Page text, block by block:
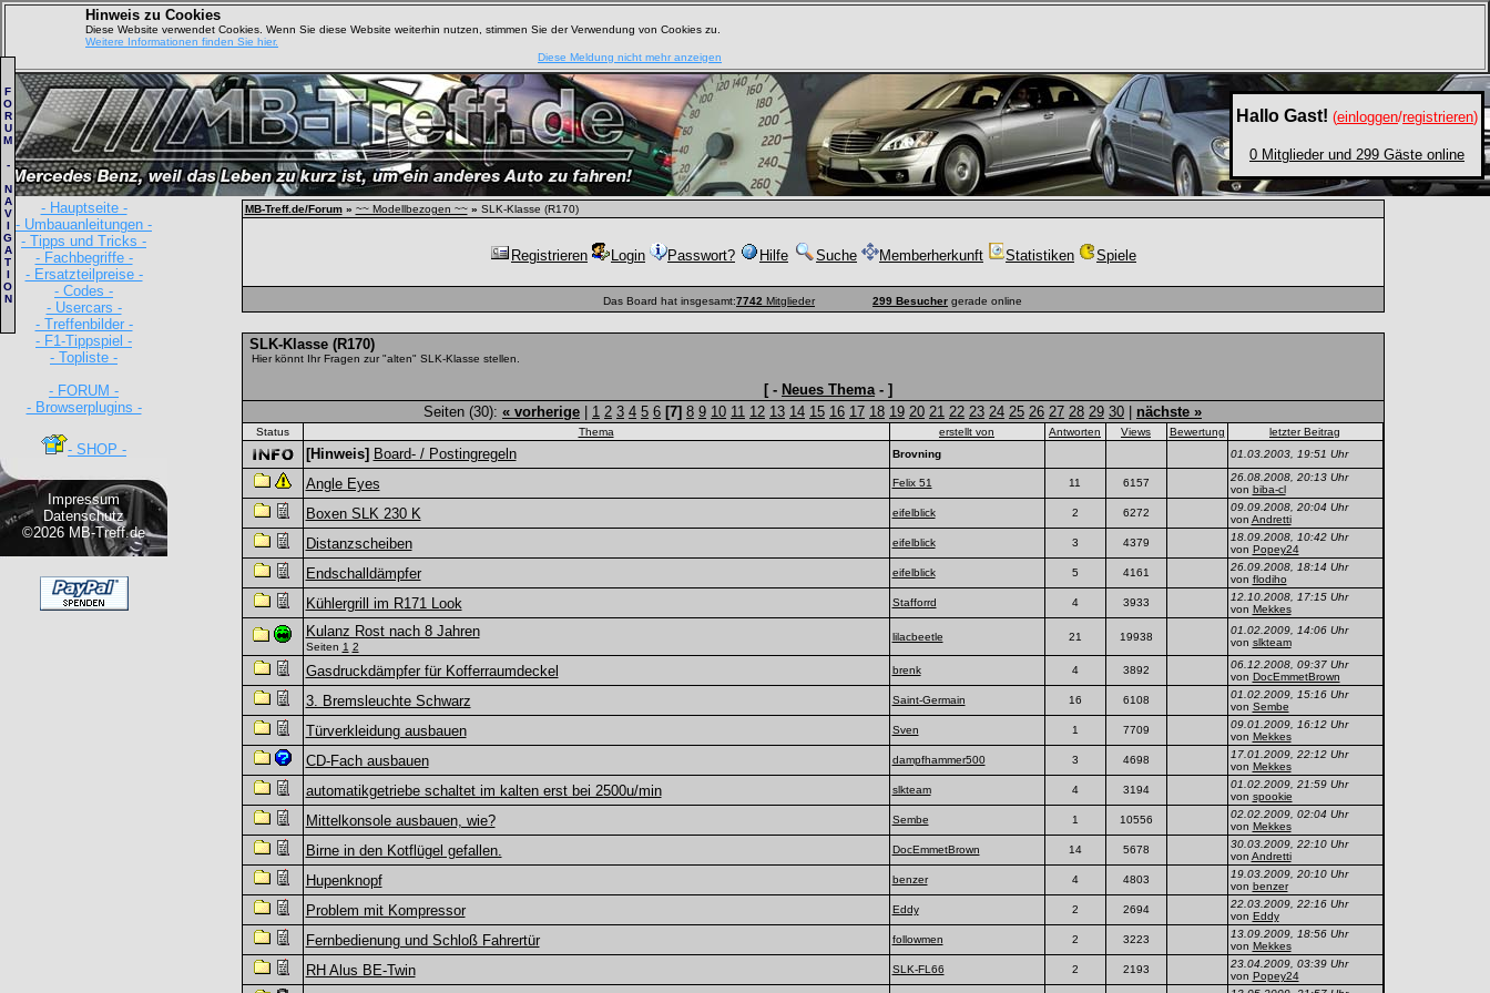
Hinweis zu Cookies
Diese Website verwendet Cookies. Wenn Sie diese Website weiterhin nutzen, stimmen Sie der Verwendung von Cookies zu.
Weitere Informationen finden Sie hier.
Diese Meldung nicht mehr anzeigen
Hallo Gast! (einloggen/registrieren)
0 Mitglieder und 299 Gäste online
- Hauptseite -
- Umbauanleitungen -
- Tipps und Tricks -
- Fachbegriffe -
- Ersatzteilpreise -
- Codes -
- Usercars -
- Treffenbilder -
- F1-Tippspiel -
- Topliste -
- FORUM -
- Browserplugins -
- SHOP -
Impressum
Datenschutz
©2026 MB-Treff.de
F
O
R
U
M
-
N
A
V
I
G
A
T
I
O
N
MB-Treff.de/Forum » ~~ Modellbezogen ~~ » SLK-Klasse (R170)
Registrieren Login Passwort? Hilfe Suche Memberherkunft Statistiken Spiele
Das Board hat insgesamt:7742 Mitglieder 299 Besucher gerade online
SLK-Klasse (R170)
Hier könnt Ihr Fragen zur "alten" SLK-Klasse stellen.
[ - Neues Thema- ]
Seiten (30): « vorherige 1 2 3 4 5 6 [7] 8 9 10 11 12 13 14 15 16 17 18 19 20 21 22 23 24 25 26 27 28 29 30 nächste »
Status Thema erstellt von Antworten Views Bewertung letzter Beitrag
[Hinweis] Board- / Postingregeln Brovning 01.03.2003, 19:51 Uhr
Angle Eyes Felix 51 11 6157
26.08.2008, 20:13 Uhr
von biba-cl
Boxen SLK 230 K eifelblick 2 6272
09.09.2008, 20:04 Uhr
von Andretti
Distanzscheiben eifelblick 3 4379
18.09.2008, 10:42 Uhr
von Popey24
Endschalldämpfer eifelblick 5 4161
26.09.2008, 18:14 Uhr
von flodiho
Kühlergrill im R171 Look Stafforrd 4 3933
12.10.2008, 17:15 Uhr
von Mekkes
Kulanz Rost nach 8 Jahren
Seiten 1 2
lilacbeetle 21 19938
01.02.2009, 14:06 Uhr
von slkteam
Gasdruckdämpfer für Kofferraumdeckel brenk 4 3892
06.12.2008, 09:37 Uhr
von DocEmmetBrown
3. Bremsleuchte Schwarz Saint-Germain 16 6108
01.02.2009, 15:16 Uhr
von Sembe
Türverkleidung ausbauen Sven 1 7709
09.01.2009, 16:12 Uhr
von Mekkes
CD-Fach ausbauen dampfhammer500 3 4698
17.01.2009, 22:12 Uhr
von Mekkes
automatikgetriebe schaltet im kalten erst bei 2500u/min slkteam 4 3194
01.02.2009, 21:59 Uhr
von spookie
Mittelkonsole ausbauen, wie? Sembe 1 10556
02.02.2009, 02:04 Uhr
von Mekkes
Birne in den Kotflügel gefallen. DocEmmetBrown 14 5678
30.03.2009, 22:10 Uhr
von Andretti
Hupenknopf benzer 4 4803
19.03.2009, 20:10 Uhr
von benzer
Problem mit Kompressor Eddy 2 2694
22.03.2009, 22:16 Uhr
von Eddy
Fernbedienung und Schloß Fahrertür followmen 2 3223
13.09.2009, 18:56 Uhr
von Mekkes
RH Alus BE-Twin SLK-FL66 2 2193
23.04.2009, 03:39 Uhr
von Popey24